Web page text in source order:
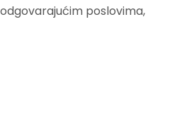
poslovima,